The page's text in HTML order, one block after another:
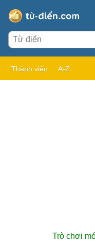
Thành viên A-Z
Trò chơi